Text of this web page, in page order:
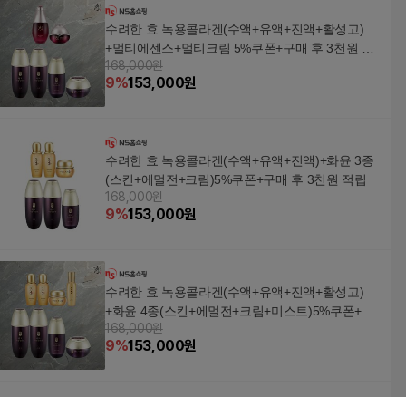
수려한 효 녹용콜라겐(수액+유액+진액+활성고)
+멀티에센스+멀티크림 5%쿠폰+구매 후 3천원 적
립
168,000원
9%153,000원
수려한 효 녹용콜라겐(수액+유액+진액)+화윤 3종
(스킨+에멀전+크림)5%쿠폰+구매 후 3천원 적립
168,000원
9%153,000원
수려한 효 녹용콜라겐(수액+유액+진액+활성고)
+화윤 4종(스킨+에멀전+크림+미스트)5%쿠폰+구
매 후 3천원 적립
168,000원
9%153,000원